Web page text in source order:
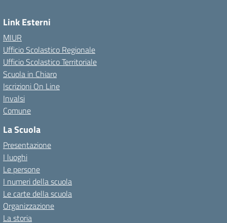
Link Esterni
MIUR
Ufficio Scolastico Regionale
Ufficio Scolastico Territoriale
Scuola in Chiaro
Iscrizioni On Line
Invalsi
Comune
La Scuola
Presentazione
I luoghi
Le persone
I numeri della scuola
Le carte della scuola
Organizzazione
La storia